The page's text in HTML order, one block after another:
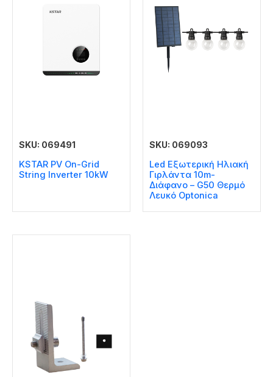
SKU: 069491
KSTAR PV On-Grid
String Inverter 10kW
SKU: 069093
Led Εξωτερική Ηλιακή
Γιρλάντα 10m-
Διάφανο – G50 Θερμό
Λευκό Optonica